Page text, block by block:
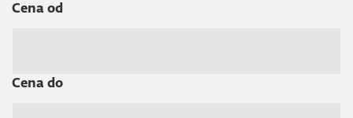
Cena od
Cena do